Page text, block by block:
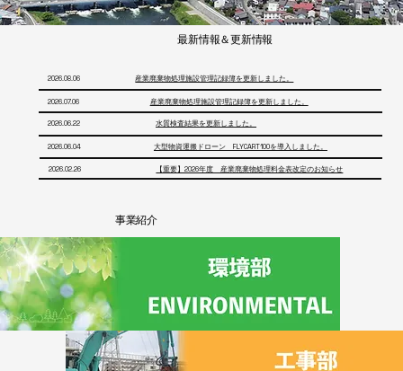
​最新情報＆更新情報
​2026.08.06 ​産業廃棄物処理施設管理記録簿を更新しました。
​2026.07.06 ​産業廃棄物処理施設管理記録簿を更新しました。
​2026.06.22 水質検査結果を更新しました。
​2026.06.04 ​大型物資運搬ドローン FLYCART100を導入しました。
​2026.02.26 【重要】2026年度 産業廃棄物処理料金表改定のお知らせ
​事業紹介